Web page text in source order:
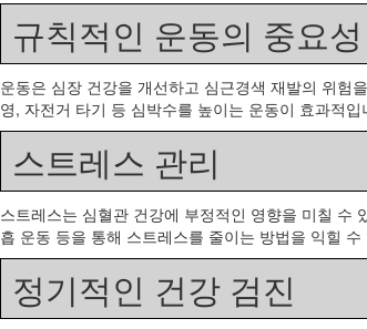
규칙적인 운동의 중요성
운동은 심장 건강을 개선하고 심근경색 재발의 위험
영, 자전거 타기 등 심박수를 높이는 운동이 효과적
스트레스 관리
스트레스는 심혈관 건강에 부정적인 영향을 미칠 수
흡 운동 등을 통해 스트레스를 줄이는 방법을 익힐 수
정기적인 건강 검진